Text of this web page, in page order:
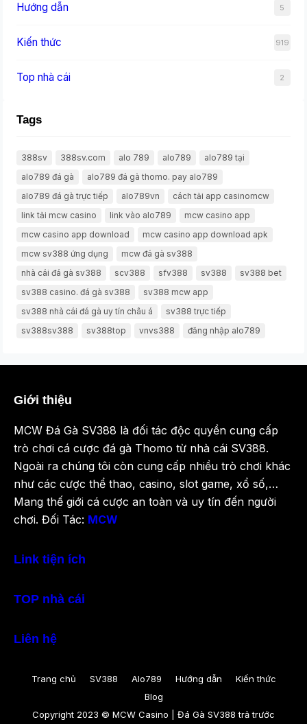
Hướng dẫn 5
Kiến thức 919
Top nhà cái 2
Tags
388sv 388sv.com alo 789 alo789
alo789 tại
alo789 đá gà
alo789 đá gà thomo. pay alo789
alo789 đá gà trực tiếp
alo789vn
cách tải app casinomcw
link tải mcw casino
link vào alo789
mcw casino app
mcw casino app download
mcw casino app download apk
mcw sv388 ứng dụng
mcw đá gà sv388
nhà cái đá gà sv388
scv388 sfv388 sv388
sv388 bet
sv388 casino. đá gà sv388
sv388 mcw app
sv388 nhà cái đá gà uy tín châu á
sv388 trực tiếp
sv388sv388
sv388top vnvs388 đăng nhập alo789
Giới thiệu
MCW Đá Gà SV388 là đối tác độc quyền cung cấp
trò chơi cá cược đá gà Thomo từ nhà cái SV388.
Ngoài ra chúng tôi còn cung cấp nhiều trò chơi khác
như các cược thể thao, casino, slot game, xổ số,…
Mang thế giới cá cược an toàn và uy tín đến người
chơi. Đối Tác: MCW
Link tiện ích
TOP nhà cái
Liên hệ
Trang chủ SV388 Alo789 Hướng dẫn
Kiến thức
Blog
Copyright 2023 © MCW Casino | Đá Gà SV388 trả trước